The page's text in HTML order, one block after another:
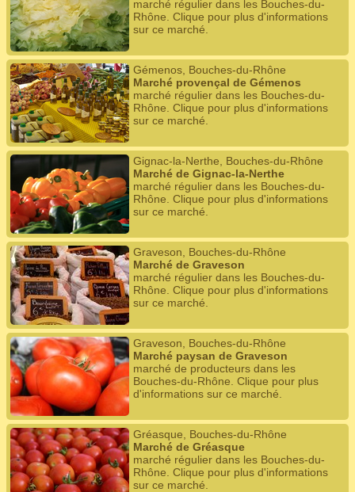
marché régulier dans les Bouches-du-
Rhône. Clique pour plus d'informations
sur ce marché.
Gémenos, Bouches-du-Rhône
Marché provençal de Gémenos
marché régulier dans les Bouches-du-
Rhône. Clique pour plus d'informations
sur ce marché.
Gignac-la-Nerthe, Bouches-du-Rhône
Marché de Gignac-la-Nerthe
marché régulier dans les Bouches-du-
Rhône. Clique pour plus d'informations
sur ce marché.
Graveson, Bouches-du-Rhône
Marché de Graveson
marché régulier dans les Bouches-du-
Rhône. Clique pour plus d'informations
sur ce marché.
Graveson, Bouches-du-Rhône
Marché paysan de Graveson
marché de producteurs dans les
Bouches-du-Rhône. Clique pour plus
d'informations sur ce marché.
Gréasque, Bouches-du-Rhône
Marché de Gréasque
marché régulier dans les Bouches-du-
Rhône. Clique pour plus d'informations
sur ce marché.